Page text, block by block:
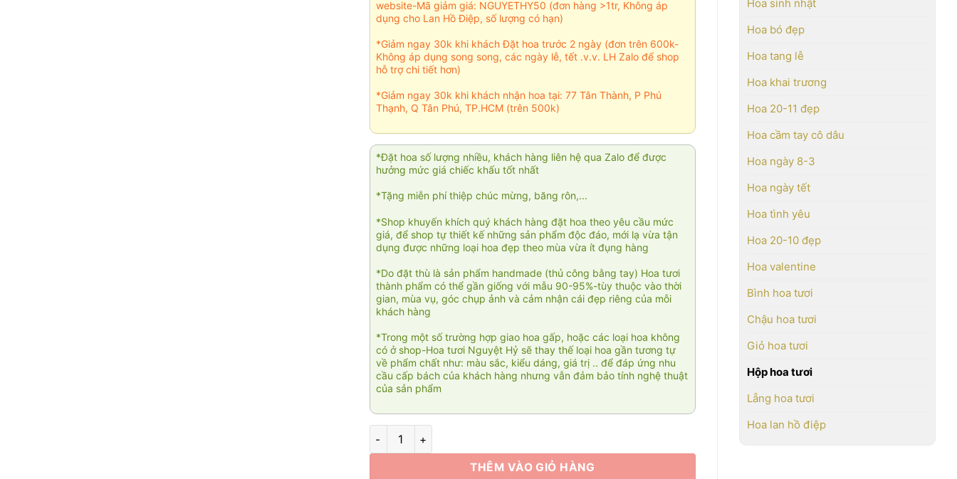
Hoa sinh nhật
Hoa bó đẹp
Hoa tang lễ
Hoa khai trương
Hoa 20-11 đẹp
Hoa cầm tay cô dâu
Hoa ngày 8-3
Hoa ngày tết
Hoa tình yêu
Hoa 20-10 đẹp
Hoa valentine
Bình hoa tươi
Chậu hoa tươi
Giỏ hoa tươi
Hộp hoa tươi
Lẵng hoa tươi
Hoa lan hồ điệp
website-Mã giảm giá: NGUYETHY50 (đơn hàng >1tr, Không áp
dụng cho Lan Hồ Điệp, số lượng có hạn)
*Giảm ngay 30k khi khách Đặt hoa trước 2 ngày (đơn trên 600k-
Không áp dụng song song, các ngày lễ, tết .v.v. LH Zalo để shop
hỗ trợ chi tiết hơn)
*Giảm ngay 30k khi khách nhận hoa tại: 77 Tân Thành, P Phú
Thạnh, Q Tân Phú, TP.HCM (trên 500k)
*Đặt hoa số lượng nhiều, khách hàng liên hệ qua Zalo để được
hưởng mức giá chiếc khấu tốt nhất
*Tặng miễn phí thiệp chúc mừng, băng rôn,...
*Shop khuyến khích quý khách hàng đặt hoa theo yêu cầu mức
giá, để shop tự thiết kế những sản phẩm độc đáo, mới lạ vừa tận
dụng được những loại hoa đẹp theo mùa vừa ít đụng hàng
*Do đặt thù là sản phẩm handmade (thủ công bằng tay) Hoa tươi
thành phẩm có thể gần giống với mẫu 90-95%-tùy thuộc vào thời
gian, mùa vụ, góc chụp ảnh và cảm nhận cái đẹp riêng của mỗi
khách hàng
*Trong một số trường hợp giao hoa gấp, hoặc các loại hoa không
có ở shop-Hoa tươi Nguyệt Hỷ sẽ thay thế loại hoa gần tương tự
về phẩm chất như: màu sắc, kiểu dáng, giá trị .. để đáp ứng nhu
cầu cấp bách của khách hàng nhưng vẫn đảm bảo tính nghệ thuật
của sản phẩm
Romantique 011 số lượng
THÊM VÀO GIỎ HÀNG